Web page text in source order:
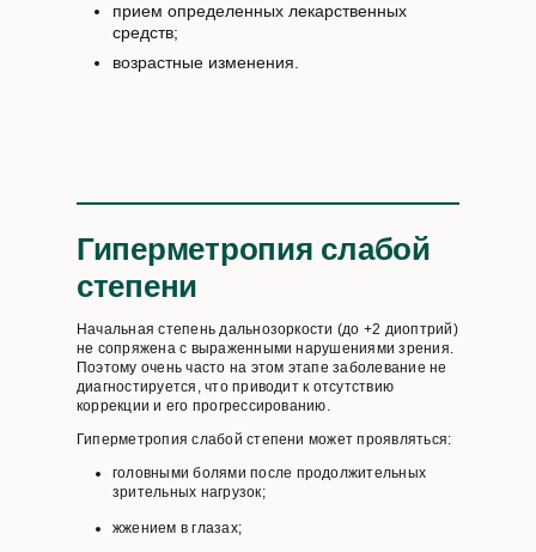
прием определенных лекарственных
средств;
возрастные изменения.
Гиперметропия слабой
степени
Начальная степень дальнозоркости (до +2 диоптрий)
не сопряжена с выраженными нарушениями зрения.
Поэтому очень часто на этом этапе заболевание не
диагностируется, что приводит к отсутствию
коррекции и его прогрессированию.
Гиперметропия слабой степени может проявляться:
головными болями после продолжительных
зрительных нагрузок;
жжением в глазах;